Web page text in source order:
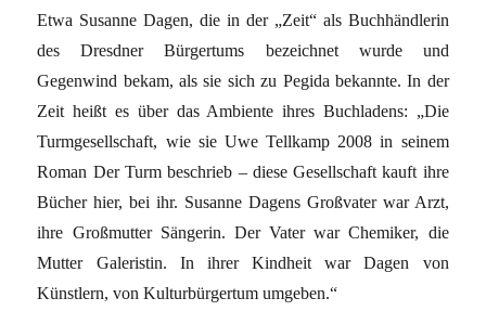
Etwa Susanne Dagen, die in der „Zeit“ als Buchhändlerin
des Dresdner Bürgertums bezeichnet wurde und
Gegenwind bekam, als sie sich zu Pegida bekannte. In der
Zeit heißt es über das Ambiente ihres Buchladens: „Die
Turmgesellschaft, wie sie Uwe Tellkamp 2008 in seinem
Roman Der Turm beschrieb – diese Gesellschaft kauft ihre
Bücher hier, bei ihr. Susanne Dagens Großvater war Arzt,
ihre Großmutter Sängerin. Der Vater war Chemiker, die
Mutter Galeristin. In ihrer Kindheit war Dagen von
Künstlern, von Kulturbürgertum umgeben.“